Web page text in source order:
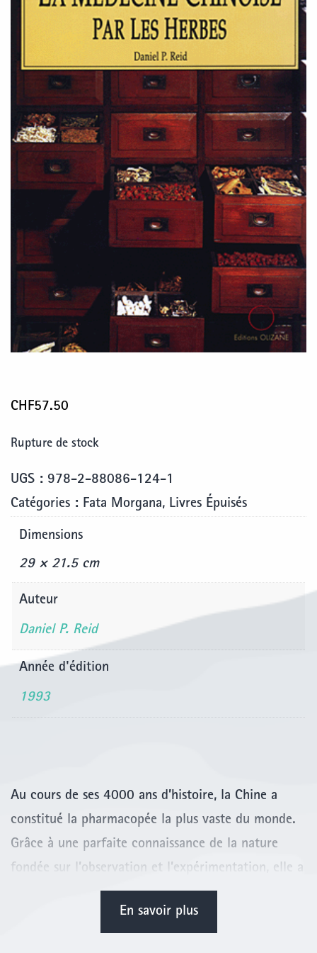
CHF57.50
Rupture de stock
UGS : 978-2-88086-124-1
Catégories : Fata Morgana, Livres Épuisés
Dimensions
29 × 21.5 cm
Auteur
Daniel P. Reid
Année d'édition
1993
Au cours de ses 4000 ans d’histoire, la Chine a
constitué la pharmacopée la plus vaste du monde.
Grâce à une parfaite connaissance de la nature
fondée sur l’observation et l’expérimentation, elle a
su développer un système thérapeutique basé sur
l’utilisation des plantes qui est aussi complexe que
En savoir plus